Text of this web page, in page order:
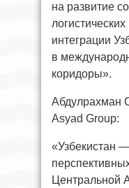
на развитие
интеграции
в
коридоры».
Абдулрахман
Asyad Group:
«Узбекистан
Центральной